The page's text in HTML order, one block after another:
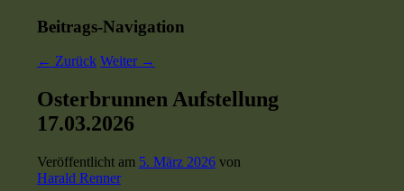
Beitrags-Navigation
← Zurück Weiter →
Osterbrunnen Aufstellung
17.03.2026
Veröffentlicht am 5. März 2026 von
Harald Renner